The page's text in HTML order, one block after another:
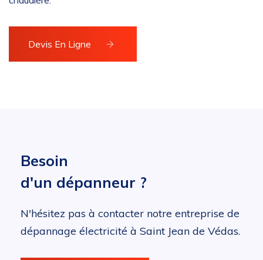
Devis En Ligne
Besoin
d'un dépanneur ?
N'hésitez pas à contacter notre entreprise de
dépannage électricité à Saint Jean de Védas.